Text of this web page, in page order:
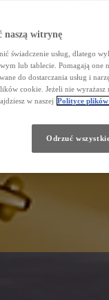
naszą witrynę
świadczenie usług, dlatego
lub tablecie. Pomagają one
do dostarczania usług i
cookie. Jeżeli nie wyrażasz
w naszej Polityce
Odrzuć